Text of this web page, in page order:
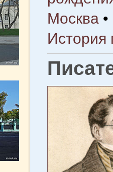
Москва •
История